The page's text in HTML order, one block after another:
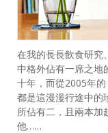
在我的長長飲食研究
中格外佔有一席之
十年，而從2005年
都是這漫漫行途中的
所佔有二，且兩本加
他……